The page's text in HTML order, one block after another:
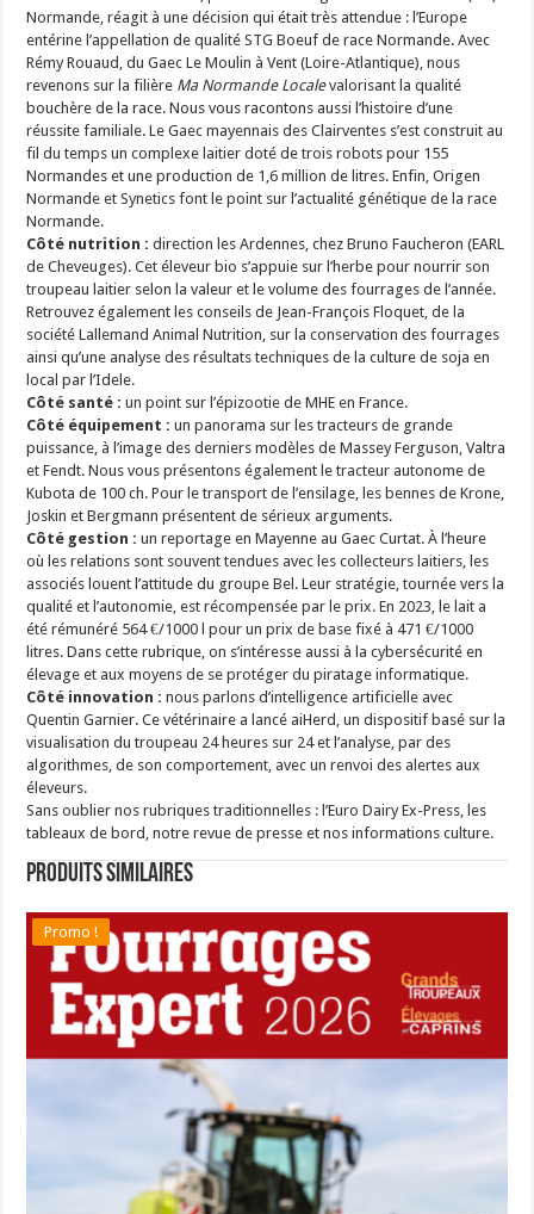
Normande, réagit à une décision qui était très attendue : l’Europe
entérine l’appellation de qualité STG Boeuf de race Normande. Avec
Rémy Rouaud, du Gaec Le Moulin à Vent (Loire-Atlantique), nous
revenons sur la filière Ma Normande Localevalorisant la qualité
bouchère de la race. Nous vous racontons aussi l’histoire d’une
réussite familiale. Le Gaec mayennais des Clairventes s’est construit au
fil du temps un complexe laitier doté de trois robots pour 155
Normandes et une production de 1,6 million de litres. Enfin, Origen
Normande et Synetics font le point sur l’actualité génétique de la race
Normande.
Côté nutrition :direction les Ardennes, chez Bruno Faucheron (EARL
de Cheveuges). Cet éleveur bio s’appuie sur l’herbe pour nourrir son
troupeau laitier selon la valeur et le volume des fourrages de l’année.
Retrouvez également les conseils de Jean-François Floquet, de la
société Lallemand Animal Nutrition, sur la conservation des fourrages
ainsi qu’une analyse des résultats techniques de la culture de soja en
local par l’Idele.
Côté santé :un point sur l’épizootie de MHE en France.
Côté équipement :un panorama sur les tracteurs de grande
puissance, à l’image des derniers modèles de Massey Ferguson, Valtra
et Fendt.Nous vous présentons également le tracteur autonome de
Kubota de 100 ch. Pour le transport de l’ensilage, les bennes de Krone,
Joskin et Bergmann présentent de sérieux arguments.
Côté gestion :un reportage en Mayenne au Gaec Curtat. À l’heure
où les relations sont souvent tendues avec les collecteurs laitiers, les
associés louent l’attitude du groupe Bel. Leur stratégie, tournée vers la
qualité et l’autonomie, est récompensée par le prix. En 2023, le lait a
été rémunéré 564 €/1000 l pour un prix de base fixé à 471 €/1000
litres. Dans cette rubrique, on s’intéresse aussi à la cybersécurité en
élevage et aux moyens de se protéger du piratage informatique.
Côté innovation :nous parlons d’intelligence artificielle avec
Quentin Garnier. Ce vétérinaire a lancé aiHerd, un dispositif basé sur la
visualisation du troupeau 24 heures sur 24 et l’analyse, par des
algorithmes, de son comportement, avec un renvoi des alertes aux
éleveurs.
Sans oublier nos rubriques traditionnelles : l’Euro Dairy Ex-Press, les
tableaux de bord, notre revue de presse et nos informations culture.
Produits similaires
Promo !